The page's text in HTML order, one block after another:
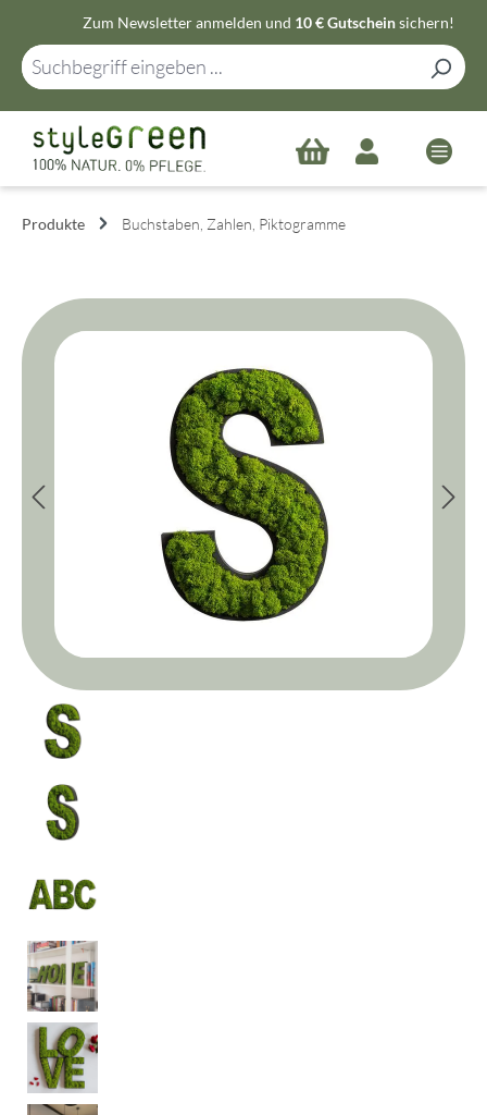
Zum Hauptinhalt springen
Zum Newsletter anmelden und 10 € Gutscheinsichern!
Produkte Buchstaben, Zahlen, Piktogramme
Bildergalerie überspringen